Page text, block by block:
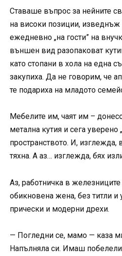
Ставаше въпрос за нейните
на високи позиции,
ежедневно „на гости” на
външен вид разопаковат
като стопани в хола на една
закупиха. Да не говорим, че
те подариха на младото
Мебелите им, чаят им –
метална кутия и сега уверено
пространството. И,
тяхна. А аз… изглежда, бях
Аз, работничка в
обикновена жена, без титли
прически и модерни дрехи.
— Погледни се, мамо — каза
Напълняла си. Имаш